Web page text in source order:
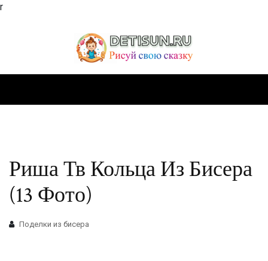
r
Риша Тв Кольца Из Бисера
(13 Фото)
Поделки из бисера